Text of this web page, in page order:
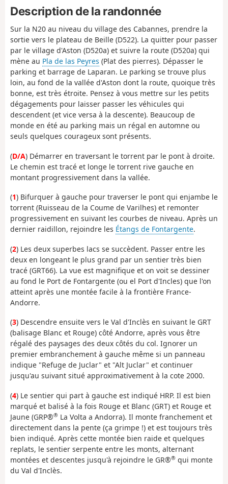
Description de la randonnée
Sur la N20 au niveau du village des Cabannes, prendre la
sortie vers le plateau de Beille (D522). La quitter pour passer
par le village d'Aston (D520a) et suivre la route (D520a) qui
mène au Pla de las Peyres (Plat des pierres). Dépasser le
parking et barrage de Laparan. Le parking se trouve plus
loin, au fond de la vallée d'Aston dont la route, quoique très
bonne, est très étroite. Pensez à vous mettre sur les petits
dégagements pour laisser passer les véhicules qui
descendent (et vice versa à la descente). Beaucoup de
monde en été au parking mais un régal en automne ou
seuls quelques courageux sont présents.
(D/A) Démarrer en traversant le torrent par le pont à droite.
Le chemin est tracé et longe le torrent rive gauche en
montant progressivement dans la vallée.
(1) Bifurquer à gauche pour traverser le pont qui enjambe le
torrent (Ruisseau de la Coume de Varilhes) et remonter
progressivement en suivant les courbes de niveau. Après un
dernier raidillon, rejoindre les Étangs de Fontargente.
(2) Les deux superbes lacs se succèdent. Passer entre les
deux en longeant le plus grand par un sentier très bien
tracé (GRT66). La vue est magnifique et on voit se dessiner
au fond le Port de Fontargente (ou el Port d'Incles) que l'on
atteint après une montée facile à la frontière France-
Andorre.
(3) Descendre ensuite vers le Val d'Inclès en suivant le GRT
(balisage Blanc et Rouge) côté Andorre, après vous être
régalé des paysages des deux côtés du col. Ignorer un
premier embranchement à gauche même si un panneau
indique "Refuge de Juclar" et "Alt Juclar" et continuer
jusqu'au suivant situé approximativement à la cote 2000.
(4) Le sentier qui part à gauche est indiqué HRP. Il est bien
marqué et balisé à la fois Rouge et Blanc (GRT) et Rouge et
Jaune (GRP®® La Volta a Andorra). Il monte franchement et
directement dans la pente (ça grimpe !) et est toujours très
bien indiqué. Après cette montée bien raide et quelques
replats, le sentier serpente entre les monts, alternant
montées et descentes jusqu'à rejoindre le GR®® qui monte
du Val d'Inclès.